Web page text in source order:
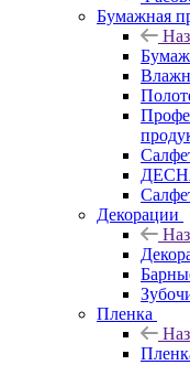
Бумажная
Декорации
Пленка